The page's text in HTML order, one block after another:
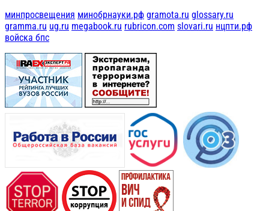
минпросвещения минобрнауки.рф gramota.ru glossary.ru
gramma.ru ug.ru megabook.ru rubricon.com slovari.ru нцпти.рф
войска бпс